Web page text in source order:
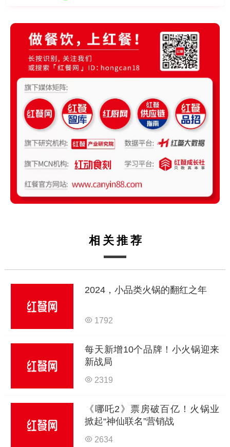
相关推荐
2024，小品类火锅的翻红之年
1792
每天新增10个品牌！小火锅迎来
新战局
2319
《哪吒2》票房破百亿！火锅业
掀起“神仙联名”营销战
2634